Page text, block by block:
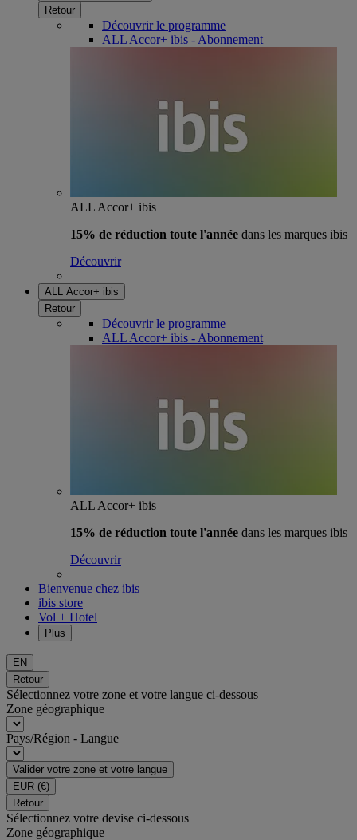
Retour
Découvrir le programme
ALL Accor+ ibis - Abonnement
ALL Accor+ ibis
15% de réduction toute l'année dans les marques ibis
Découvrir
ALL Accor+ ibis
Retour
Découvrir le programme
ALL Accor+ ibis - Abonnement
ALL Accor+ ibis
15% de réduction toute l'année dans les marques ibis
Découvrir
Bienvenue chez ibis
ibis store
Vol + Hotel
Plus
EN
Retour
Sélectionnez votre zone et votre langue ci-dessous
Zone géographique
Pays/Région - Langue
Valider votre zone et votre langue
EUR (€)
Retour
Sélectionnez votre devise ci-dessous
Zone géographique